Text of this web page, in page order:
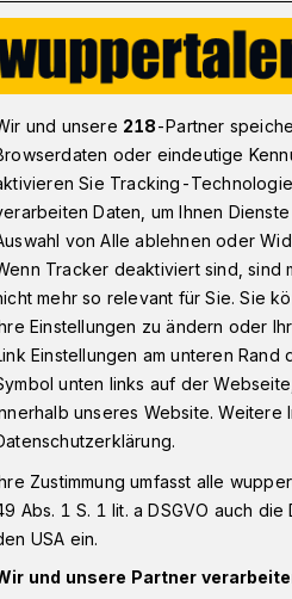
Die Wuppertaler
2019
Sie aktuell, wie die
haben.
und unsere 218-Partner
oder eindeutige
Sie Tracking-
Daten, um Ihnen
von Alle ablehnen oder
Tracker deaktiviert sind, sind
mehr so relevant für Sie. Sie
Einstellungen zu ändern oder
Einstellungen am unteren
unten links auf der
unseres Website.
Zustimmung umfasst alle
Abs. 1 S. 1 lit. a DSGVO auch
USA ein.
und unsere Partner